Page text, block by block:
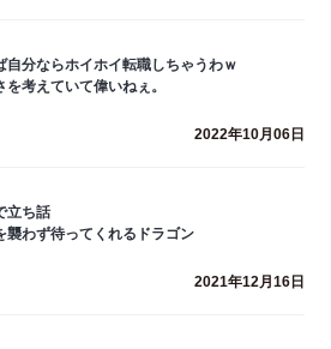
自分ならホイホイ転職しちゃうわｗ
考えていて偉いねぇ。
2022年10月06日
立ち話
襲わず待ってくれるドラゴン
2021年12月16日